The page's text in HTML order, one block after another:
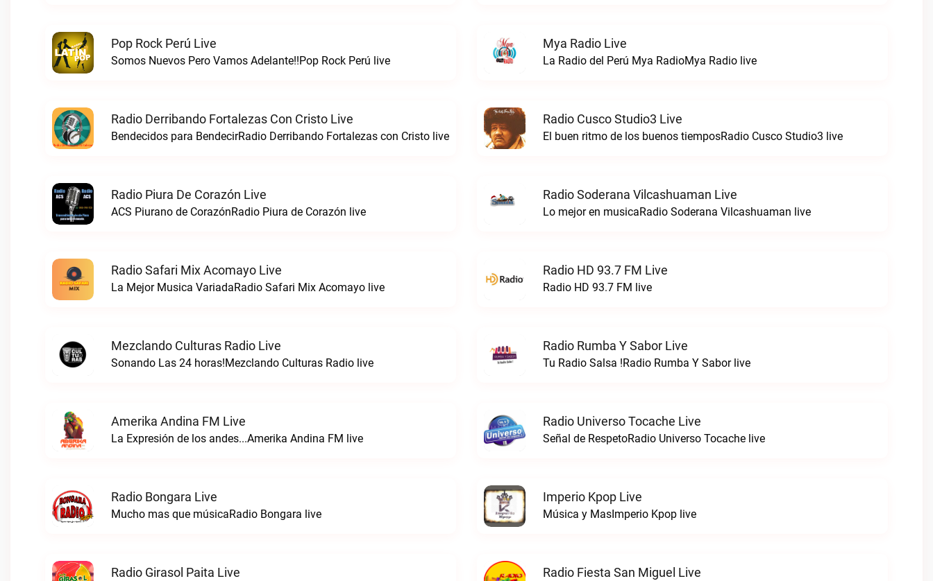
Pop Rock Perú Live
Somos Nuevos Pero Vamos Adelante!!Pop Rock Perú live
Mya Radio Live
La Radio del Perú Mya RadioMya Radio live
Radio Derribando Fortalezas Con Cristo Live
Bendecidos para BendecirRadio Derribando Fortalezas con Cristo live
Radio Cusco Studio3 Live
El buen ritmo de los buenos tiemposRadio Cusco Studio3 live
Radio Piura De Corazón Live
ACS Piurano de CorazónRadio Piura de Corazón live
Radio Soderana Vilcashuaman Live
Lo mejor en musicaRadio Soderana Vilcashuaman live
Radio Safari Mix Acomayo Live
La Mejor Musica VariadaRadio Safari Mix Acomayo live
Radio HD 93.7 FM Live
Radio HD 93.7 FM live
Mezclando Culturas Radio Live
Sonando Las 24 horas!Mezclando Culturas Radio live
Radio Rumba Y Sabor Live
Tu Radio Salsa !Radio Rumba Y Sabor live
Amerika Andina FM Live
La Expresión de los andes...Amerika Andina FM live
Radio Universo Tocache Live
Señal de RespetoRadio Universo Tocache live
Radio Bongara Live
Mucho mas que músicaRadio Bongara live
Imperio Kpop Live
Música y MasImperio Kpop live
Radio Girasol Paita Live Radio Fiesta San Miguel Live